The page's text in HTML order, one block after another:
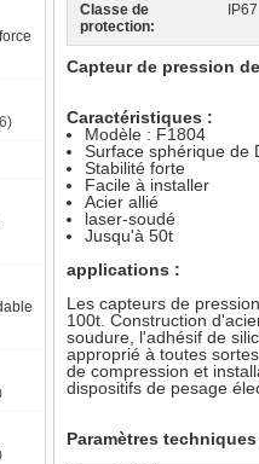
Classe de
protection:
IP67
Capteur de pression
Caractéristiques :
Modèle : F1804
Surface sphérique de
Stabilité forte
Facile à installer
Acier allié
laser-soudé
Jusqu'à 50t
applications :
Les capteurs de
100t. Construction
soudure, l'adhésif de
approprié à toutes
de compression et
dispositifs de pesage
Paramètres techniques